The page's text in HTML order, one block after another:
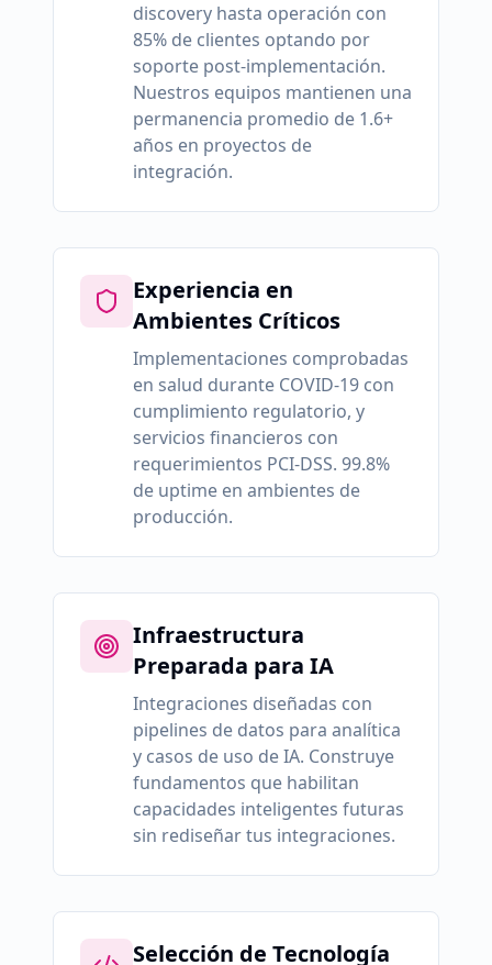
discovery hasta operación con
85% de clientes optando por
soporte post-implementación.
Nuestros equipos mantienen una
permanencia promedio de 1.6+
años en proyectos de
integración.
Experiencia en
Ambientes Críticos
Implementaciones comprobadas
en salud durante COVID-19 con
cumplimiento regulatorio, y
servicios financieros con
requerimientos PCI-DSS. 99.8%
de uptime en ambientes de
producción.
Infraestructura
Preparada para IA
Integraciones diseñadas con
pipelines de datos para analítica
y casos de uso de IA. Construye
fundamentos que habilitan
capacidades inteligentes futuras
sin rediseñar tus integraciones.
Selección de Tecnología